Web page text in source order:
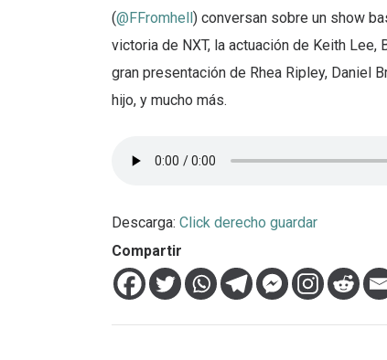
(@FFromhell) conversan sobre un show
victoria de NXT, la actuación de Keith
gran presentación de Rhea Ripley, Daniel
hijo, y mucho más.
Descarga: Click derecho guardar
Compartir